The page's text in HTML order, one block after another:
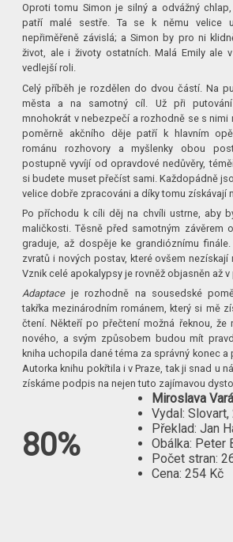
Oproti tomu Simon je silný a odvážný
patří malé sestře. Ta se k němu velice
nepřiměřeně závislá; a Simon by pro ni
život, ale i životy ostatních. Malá Emily ale
vedlejší roli.
Celý příběh je rozdělen do dvou částí. Na
města a na samotný cíl. Už při
mnohokrát v nebezpečí a rozhodně se s nimi
poměrně akčního děje patří k hlavním
románu rozhovory a myšlenky obou
postupně vyvíjí od opravdové nedůvěry,
si budete muset přečíst sami. Každopádně
velice dobře zpracováni a díky tomu získávají
Po příchodu k cíli děj na chvíli ustrne, aby
maličkosti. Těsně před samotným závěrem
graduje, až dospěje ke grandióznímu finále.
zvratů i nových postav, které ovšem nezískají
Vznik celé apokalypsy je rovněž objasněn až
Adaptaceje rozhodně na sousedské
takřka mezinárodním románem, který si mě
čtení. Někteří po přečtení možná řeknou, že
nového, a svým způsobem budou mít
kniha uchopila dané téma za správný konec
Autorka knihu pokřtila i v Praze, tak ji snad u
získáme podpis na nejen tuto zajímavou
80%
Miroslava
Vydal: Slovart,
Překlad: Jan
Obálka: Peter
Počet stran:
Cena: 254 Kč